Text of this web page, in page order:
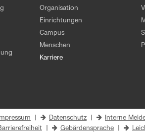
Organisation
Einrichtungen
Campus
Menschen
Karriere
Impressum Datenschutz
Interne
Gebärdensprache